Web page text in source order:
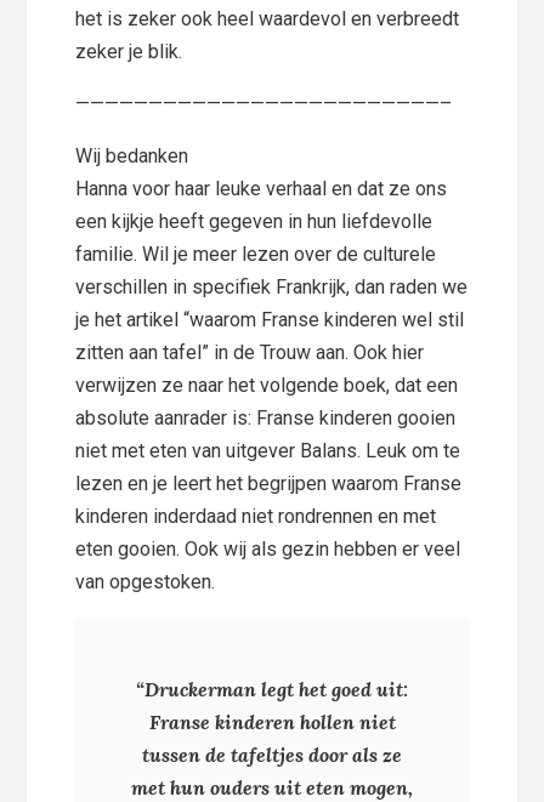
het is zeker ook heel waardevol en verbreedt
zeker je blik.
—————————————————————————–
Wij bedanken
Hanna voor haar leuke verhaal en dat ze ons
een kijkje heeft gegeven in hun liefdevolle
familie. Wil je meer lezen over de culturele
verschillen in specifiek Frankrijk, dan raden we
je het artikel “waarom Franse kinderen wel stil
zitten aan tafel” in de Trouw aan. Ook hier
verwijzen ze naar het volgende boek, dat een
absolute aanrader is: Franse kinderen gooien
niet met eten van uitgever Balans. Leuk om te
lezen en je leert het begrijpen waarom Franse
kinderen inderdaad niet rondrennen en met
eten gooien. Ook wij als gezin hebben er veel
van opgestoken.
“Druckerman legt het goed uit:
Franse kinderen hollen niet
tussen de tafeltjes door als ze
met hun ouders uit eten mogen,